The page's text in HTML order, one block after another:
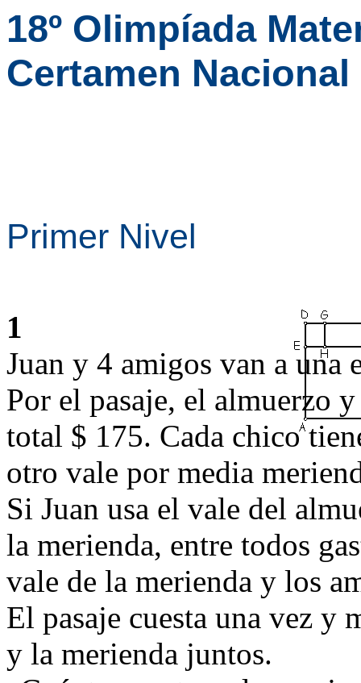
18º Olimpíada
Certamen Nacional
Primer Nivel
1
Juan y 4 amigos van a una
Por el pasaje, el almuerzo
total $ 175. Cada chico
otro vale por media
Si Juan usa el vale del
la merienda, entre todos
vale de la merienda y los
El pasaje cuesta una vez y
y la merienda juntos.